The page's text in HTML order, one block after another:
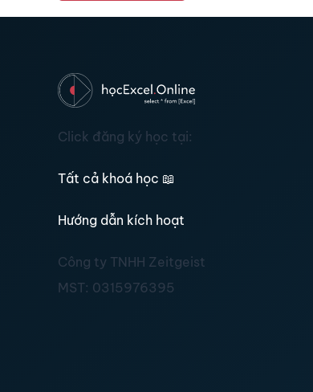
Click đăng ký học tại:
Tất cả khoá học 📖
Hướng dẫn kích hoạt
Công ty TNHH Zeitgeist
MST: 0315976395